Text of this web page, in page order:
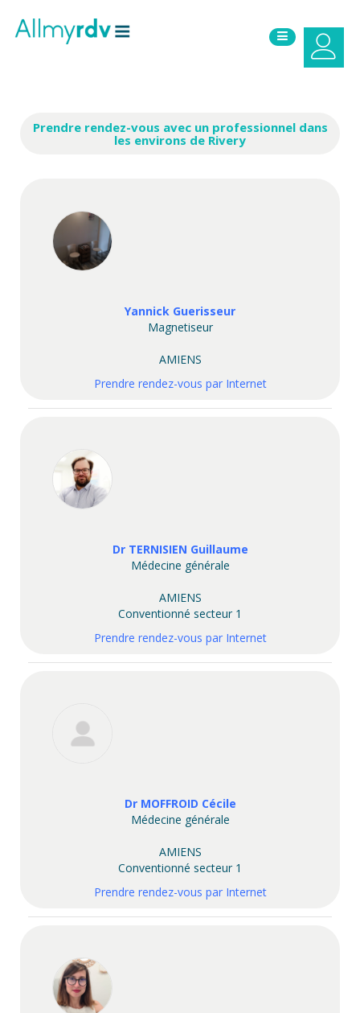
Prendre rendez-vous avec un professionnel dans
les environs de Rivery
Yannick Guerisseur
Magnetiseur
AMIENS
Prendre rendez-vous par Internet
Dr TERNISIEN Guillaume
Médecine générale
AMIENS
Conventionné secteur 1
Prendre rendez-vous par Internet
Dr MOFFROID Cécile
Médecine générale
AMIENS
Conventionné secteur 1
Prendre rendez-vous par Internet